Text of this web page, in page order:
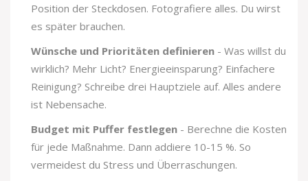
Position der Steckdosen. Fotografiere alles. Du wirst
es später brauchen.
Wünsche und Prioritäten definieren - Was willst du
wirklich? Mehr Licht? Energieeinsparung? Einfachere
Reinigung? Schreibe drei Hauptziele auf. Alles andere
ist Nebensache.
Budget mit Puffer festlegen - Berechne die Kosten
für jede Maßnahme. Dann addiere 10-15 %. So
vermeidest du Stress und Überraschungen.